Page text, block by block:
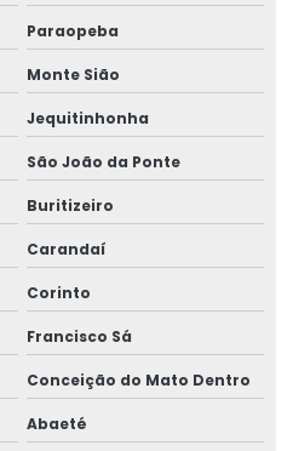
Críticos
Paraopeba
Monte Sião
Jequitinhonha
São João da Ponte
Buritizeiro
Carandaí
Corinto
Francisco Sá
Conceição do Mato Dentro
Abaeté